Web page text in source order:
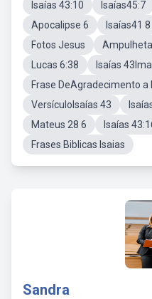
Isaías 43:10
Isaías45:7
Apocalipse 6
Isaías41 8
Fotos Jesus
Ampulheta
Lucas 6:38
Isaías
Frase DeAgradecimento a
VersículoIsaías 43
Mateus 28 6
Isaías
Frases Biblicas Isaias
Sandra